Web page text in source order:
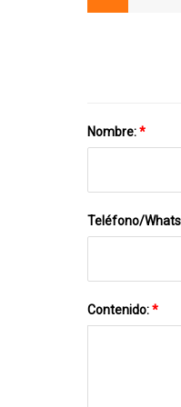
Nombre:*
Teléfono/
Contenido:*